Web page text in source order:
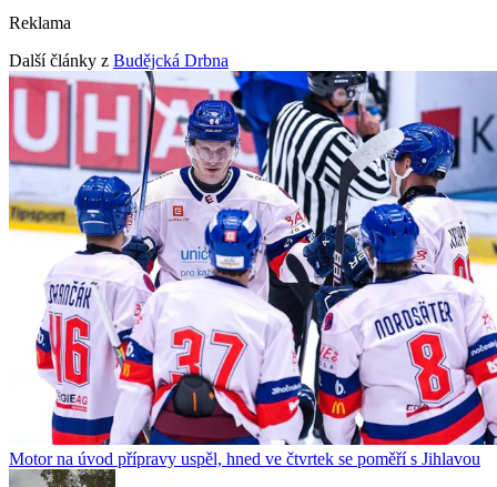
Reklama
Další články z Budějcká Drbna
Motor na úvod přípravy uspěl, hned ve čtvrtek se poměří s Jihlavou